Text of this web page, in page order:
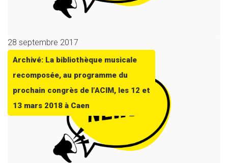
28 septembre 2017
Archivé: La bibliothèque musicale
recomposée, au programme du
prochain congrès de l’ACIM, les 12 et
13 mars 2018 à Caen